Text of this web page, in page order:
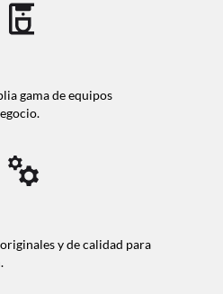
gama de equipos
y de calidad para